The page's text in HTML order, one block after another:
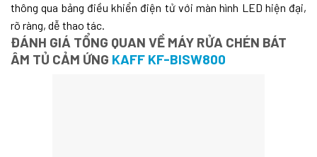
thông qua bảng điều khiển điện tử với màn hình LED hiện đại,
rõ ràng, dễ thao tác.
ĐÁNH GIÁ TỔNG QUAN VỀ MÁY RỬA CHÉN BÁT
ÂM TỦ CẢM ỨNG KAFF KF-BISW800